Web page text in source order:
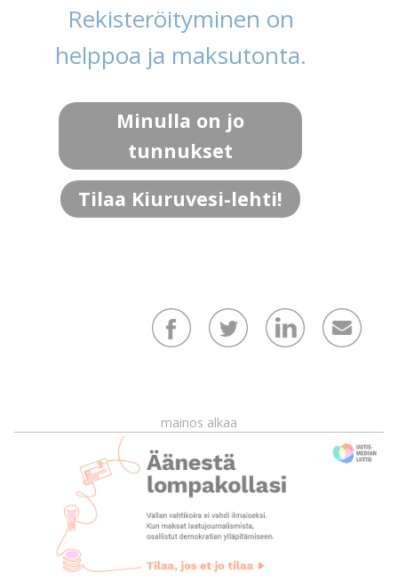
Rekisteröityminen on
helppoa ja maksutonta.
Minulla on jo
tunnukset
Tilaa Kiuruvesi-lehti!
mainos alkaa